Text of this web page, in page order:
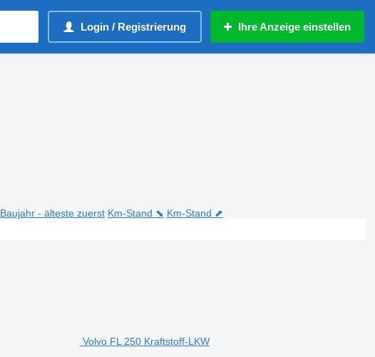
Login / Registrierung Ihre Anzeige einstellen
Baujahr - älteste zuerst Km-Stand ⬊ Km-Stand ⬈
Volvo FL 250 Kraftstoff-LKW